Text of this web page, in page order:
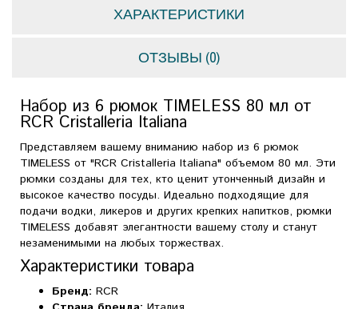
ХАРАКТЕРИСТИКИ
ОТЗЫВЫ (0)
Набор из 6 рюмок TIMELESS 80 мл от
RCR Cristalleria Italiana
Представляем вашему вниманию набор из 6 рюмок
TIMELESS от "RCR Cristalleria Italiana" объемом 80 мл. Эти
рюмки созданы для тех, кто ценит утонченный дизайн и
высокое качество посуды. Идеально подходящие для
подачи водки, ликеров и других крепких напитков, рюмки
TIMELESS добавят элегантности вашему столу и станут
незаменимыми на любых торжествах.
Характеристики товара
Бренд: RCR